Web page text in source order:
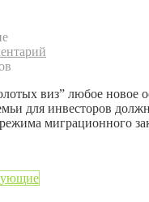
виз” любое новое
для инвесторов
миграционного